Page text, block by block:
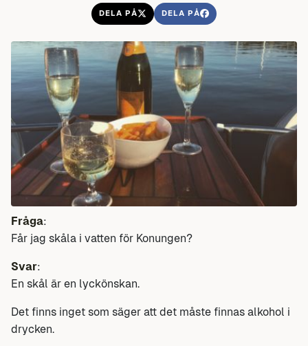
DELA PÅ DELA PÅ
Fråga:
Får jag skåla i vatten för Konungen?
Svar:
En skål är en lyckönskan.
Det finns inget som säger att det måste finnas alkohol i
drycken.